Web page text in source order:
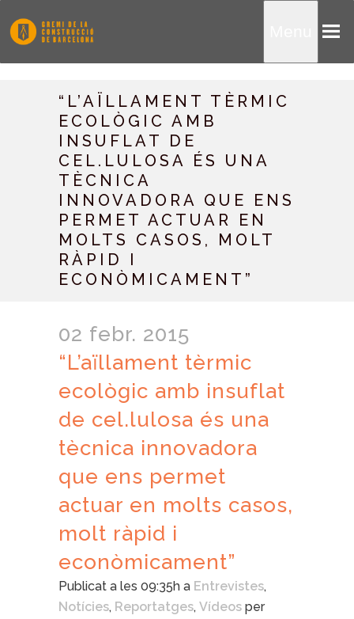
“L’AÏLLAMENT TÈRMIC
ECOLÒGIC AMB
INSUFLAT DE
CEL.LULOSA ÉS UNA
TÈCNICA
INNOVADORA QUE ENS
PERMET ACTUAR EN
MOLTS CASOS, MOLT
RÀPID I
ECONÒMICAMENT”
02 febr. 2015
“L’aïllament tèrmic
ecològic amb insuflat
de cel.lulosa és una
tècnica innovadora
que ens permet
actuar en molts casos,
molt ràpid i
econòmicament”
Publicat a les 09:35h a Entrevistes,
Notícies, Reportatges, Vídeos per